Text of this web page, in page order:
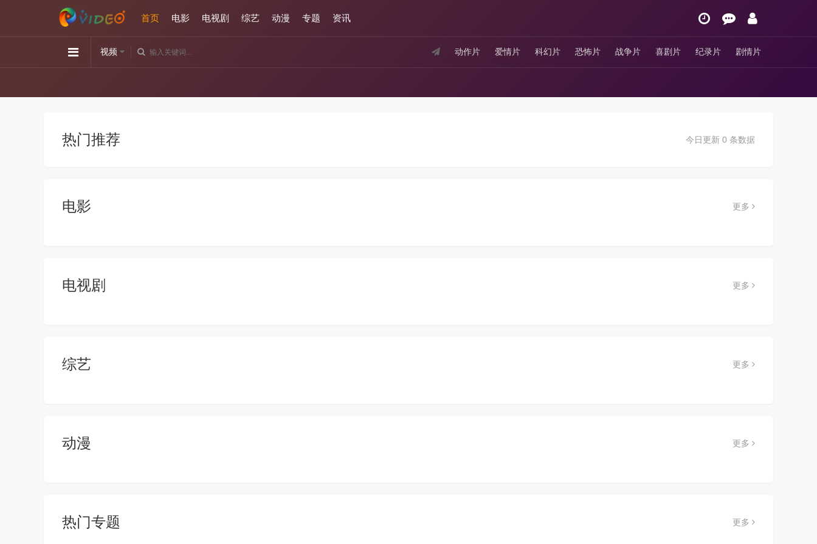
首页 电影 电视剧 综艺 动漫 专题 资讯
动作片 爱情片 科幻片 恐怖片 战争片 喜剧片 纪录片 剧情片
视频
今日更新 0 条数据
热门推荐
电影 更多
电视剧 更多
综艺 更多
动漫 更多
热门专题 更多